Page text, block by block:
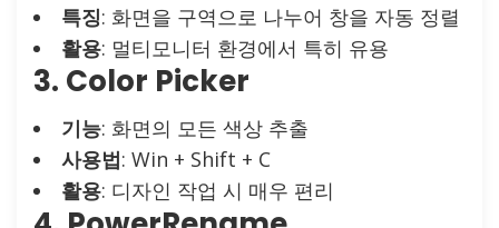
특징: 화면을 구역으로 나누어 창을 자동 정렬
활용: 멀티모니터 환경에서 특히 유용
3. Color Picker
기능: 화면의 모든 색상 추출
사용법: Win + Shift + C
활용: 디자인 작업 시 매우 편리